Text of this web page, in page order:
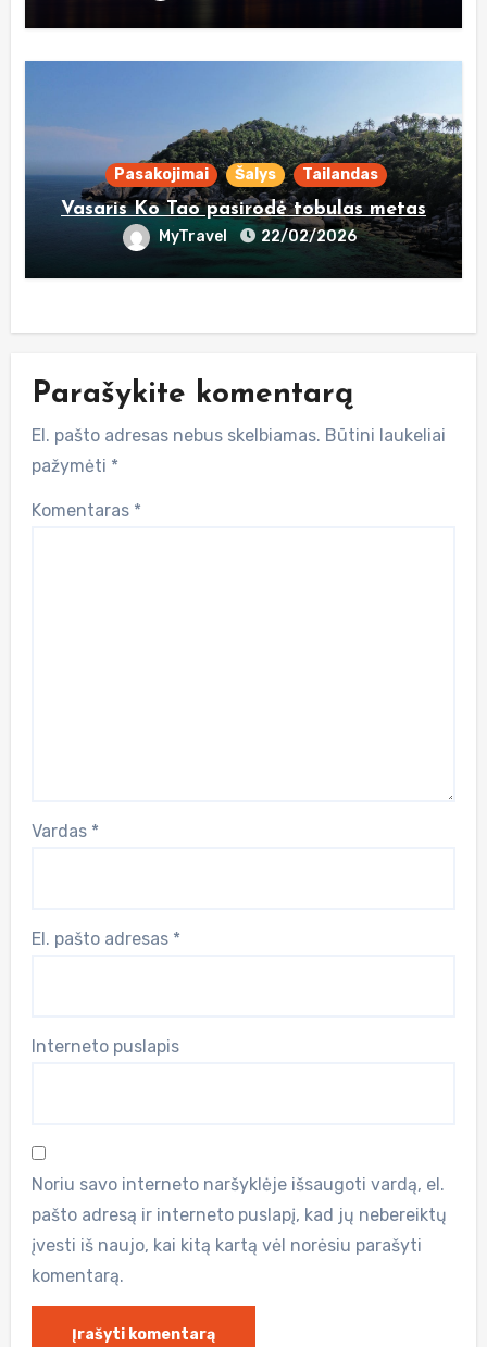
Pasakojimai Šalys Tailandas
Vasaris Ko Tao pasirodė tobulas metas
MyTravel 22/02/2026
Parašykite komentarą
El. pašto adresas nebus skelbiamas. Būtini laukeliai
pažymėti *
Komentaras *
Vardas *
El. pašto adresas *
Interneto puslapis
Noriu savo interneto naršyklėje išsaugoti vardą, el.
pašto adresą ir interneto puslapį, kad jų nebereiktų
įvesti iš naujo, kai kitą kartą vėl norėsiu parašyti
komentarą.